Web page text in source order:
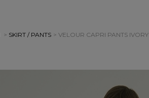
> SKIRT / PANTS > VELOUR CAPRI PANTS IVORY